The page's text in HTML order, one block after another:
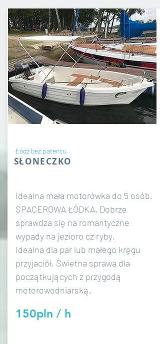
Łódź bez patentu
SŁONECZKO
Idealna mała motorówka do 5 osób.
SPACEROWA ŁÓDKA. Dobrze
sprawdza się na romantyczne
wypady na jezioro cz ryby.
Idealna dla par lub małego kręgu
przyjaciół. Świetna sprawa dla
początkujących z przygodą
motorowodniarską.
150pln / h